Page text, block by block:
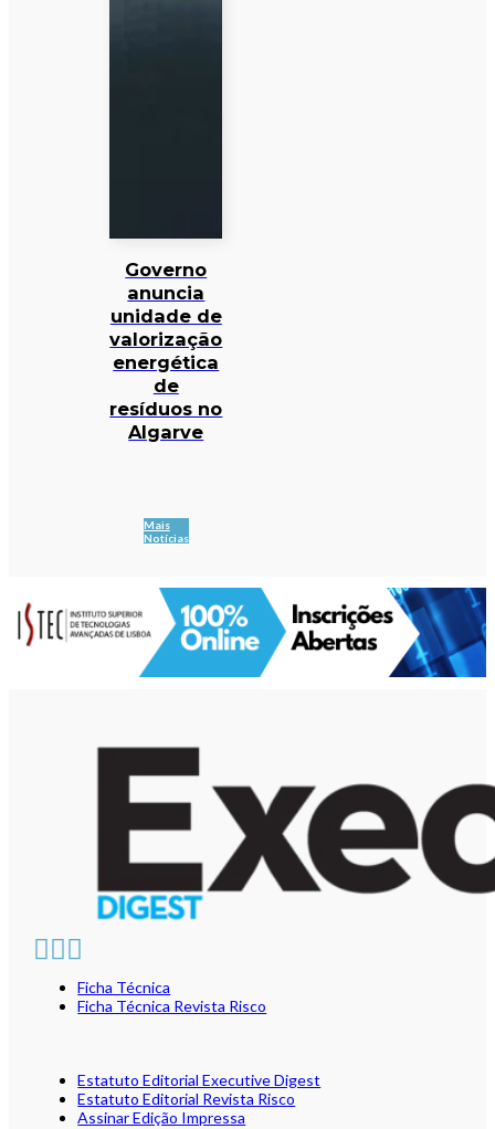
Governo
anuncia
unidade de
valorização
energética
de
resíduos no
Algarve
Mais
Notícias
Ficha Técnica
Ficha Técnica Revista Risco
Estatuto Editorial Executive Digest
Estatuto Editorial Revista Risco
Assinar Edição Impressa